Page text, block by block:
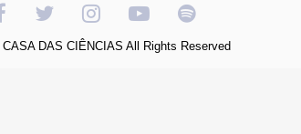
DAS CIÊNCIAS All Rights Reserved